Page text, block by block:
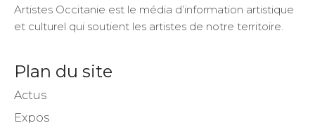
Artistes Occitanie est le média d’information artistique
et culturel qui soutient les artistes de notre territoire.
Plan du site
Actus
Expos